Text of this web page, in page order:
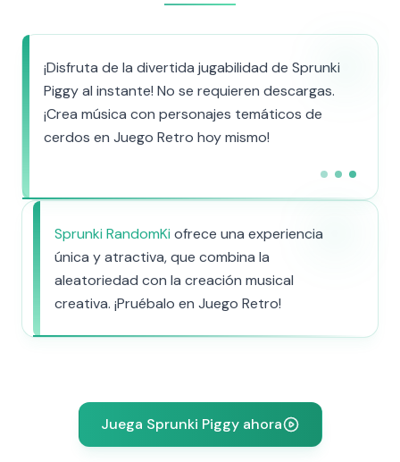
¡Disfruta de la divertida jugabilidad de Sprunki
Piggy al instante! No se requieren descargas.
¡Crea música con personajes temáticos de
cerdos en Juego Retro hoy mismo!
Sprunki RandomKi ofrece una experiencia
única y atractiva, que combina la
aleatoriedad con la creación musical
creativa. ¡Pruébalo en Juego Retro!
Juega Sprunki Piggy ahora